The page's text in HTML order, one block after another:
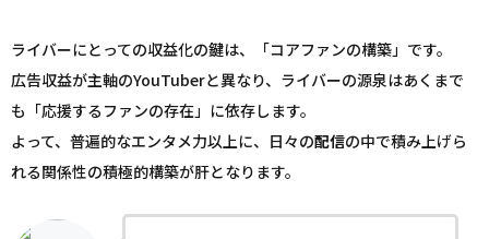
ライバーにとっての収益化の鍵は、「コアファンの構築」です。
広告収益が主軸のYouTuberと異なり、ライバーの源泉はあくまで
も「応援するファンの存在」に依存します。
よって、普遍的なエンタメ力以上に、日々の配信の中で積み上げら
れる関係性の積極的構築が肝となります。